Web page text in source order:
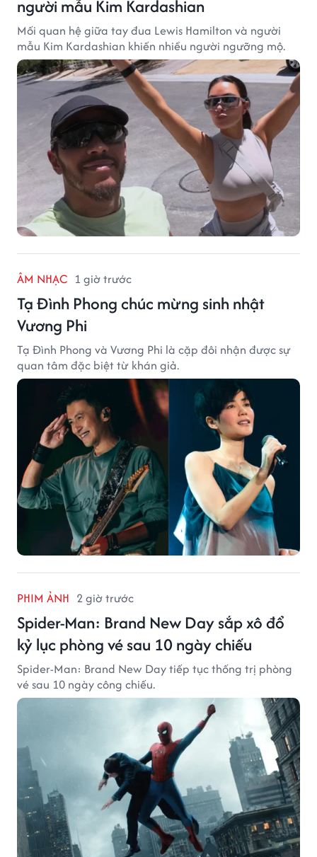
người mẫu Kim Kardashian
Mối quan hệ giữa tay đua Lewis Hamilton và người
mẫu Kim Kardashian khiến nhiều người ngưỡng mộ.
ÂM NHẠC 1 giờ trước
Tạ Đình Phong chúc mừng sinh nhật
Vương Phi
Tạ Đình Phong và Vương Phi là cặp đôi nhận được sự
quan tâm đặc biệt từ khán giả.
PHIM ẢNH 2 giờ trước
Spider-Man: Brand New Day sắp xô đổ
kỷ lục phòng vé sau 10 ngày chiếu
Spider-Man: Brand New Day tiếp tục thống trị phòng
vé sau 10 ngày công chiếu.